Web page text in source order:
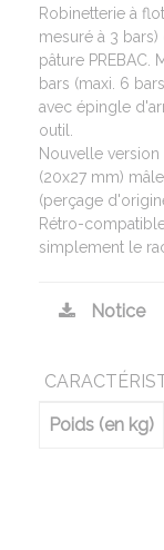
Robinetterie à
mesuré à 3
pâture
bars (maxi. 6
avec épingle
outil.
Nouvelle
(20x27 mm)
(perçage
Rétro-
simplement le
Notice
Poids (en kg)